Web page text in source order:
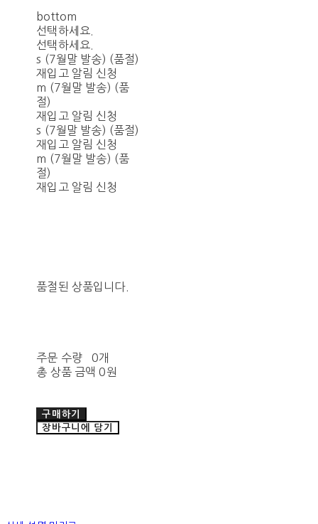
bottom
선택하세요.
선택하세요.
s (7월말 발송) (품절)
재입고 알림 신청
m (7월말 발송) (품
절)
재입고 알림 신청
s (7월말 발송) (품절)
재입고 알림 신청
m (7월말 발송) (품
절)
재입고 알림 신청
품절된 상품입니다.
주문 수량
0개
총 상품 금액 0원
구매하기
장바구니에 담기